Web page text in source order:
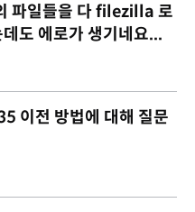
파일들을 다 filezilla 로
도 에로가 생기네요...
이전 방법에 대해 질문